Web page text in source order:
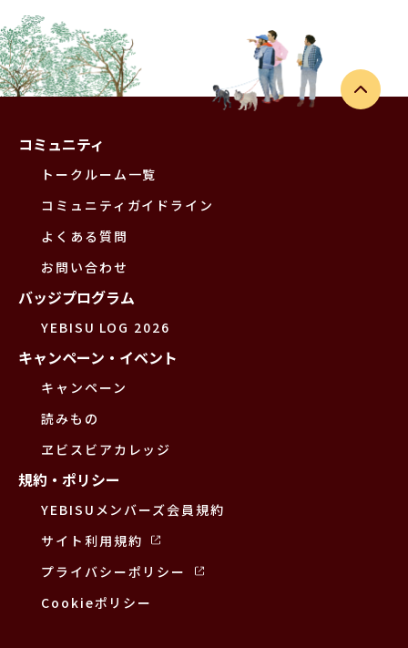
コミュニティ
トークルーム一覧
コミュニティガイドライン
よくある質問
お問い合わせ
バッジプログラム
YEBISU LOG 2026
キャンペーン・イベント
キャンペーン
読みもの
ヱビスビアカレッジ
規約・ポリシー
YEBISUメンバーズ会員規約
サイト利用規約
プライバシーポリシー
Cookieポリシー